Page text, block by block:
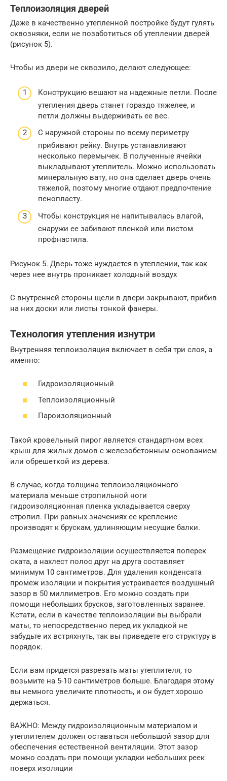
Теплоизоляция дверей
Даже в качественно утепленной постройке будут гулять
сквозняки, если не позаботиться об утеплении дверей
(рисунок 5).
Чтобы из двери не сквозило, делают следующее:
Конструкцию вешают на надежные петли. После
утепления дверь станет гораздо тяжелее, и
петли должны выдерживать ее вес.
С наружной стороны по всему периметру
прибивают рейку. Внутрь устанавливают
несколько перемычек. В полученные ячейки
выкладывают утеплитель. Можно использовать
минеральную вату, но она сделает дверь очень
тяжелой, поэтому многие отдают предпочтение
пенопласту.
Чтобы конструкция не напитывалась влагой,
снаружи ее забивают пленкой или листом
профнастила.
Рисунок 5. Дверь тоже нуждается в утеплении, так как
через нее внутрь проникает холодный воздух
С внутренней стороны щели в двери закрывают, прибив
на них доски или листы тонкой фанеры.
Технология утепления изнутри
Внутренняя теплоизоляция включает в себя три слоя, а
именно:
Гидроизоляционный
Теплоизоляционный
Пароизоляционный
Такой кровельный пирог является стандартном всех
крыш для жилых домов с железобетонным основанием
или обрешеткой из дерева.
В случае, когда толщина теплоизоляционного
материала меньше стропильной ноги
гидроизоляционная пленка укладывается сверху
стропил. При равных значениях ее крепление
производят к брускам, удлиняющим несущие балки.
Размещение гидроизоляции осуществляется поперек
ската, а нахлест полос друг на друга составляет
минимум 10 сантиметров. Для удаления конденсата
промеж изоляции и покрытия устраивается воздушный
зазор в 50 миллиметров. Его можно создать при
помощи небольших брусков, заготовленных заранее.
Кстати, если в качестве теплоизоляции вы выбрали
маты, то непосредственно перед их укладкой не
забудьте их встряхнуть, так вы приведете его структуру в
порядок.
Если вам придется разрезать маты утеплителя, то
возьмите на 5-10 сантиметров больше. Благодаря этому
вы немного увеличите плотность, и он будет хорошо
держаться.
ВАЖНО: Между гидроизоляционным материалом и
утеплителем должен оставаться небольшой зазор для
обеспечения естественной вентиляции. Этот зазор
можно создать при помощи укладки небольших реек
поверх изоляции